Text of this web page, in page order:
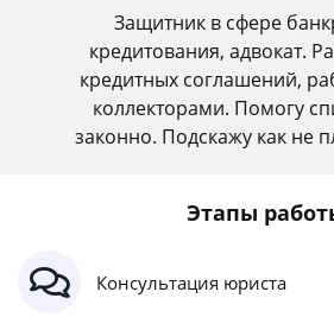
Защитник в сфере
кредитования, адвокат.
кредитных соглашений,
коллекторами. Помогу
законно. Подскажу как не
Этапы
Консультация юриста